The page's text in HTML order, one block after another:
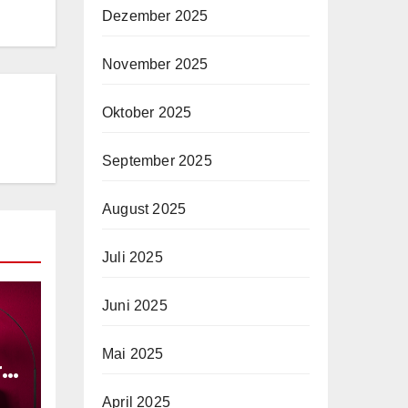
Dezember 2025
November 2025
Oktober 2025
September 2025
August 2025
Juli 2025
Juni 2025
Mai 2025
April 2025